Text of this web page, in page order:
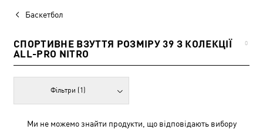
Баскетбол
СПОРТИВНЕ ВЗУТТЯ РОЗМІРУ 39 З КОЛЕКЦІЇ
ALL-PRO NITRO
0
Фільтри (1)
Ми не можемо знайти продукти, що відповідають вибору